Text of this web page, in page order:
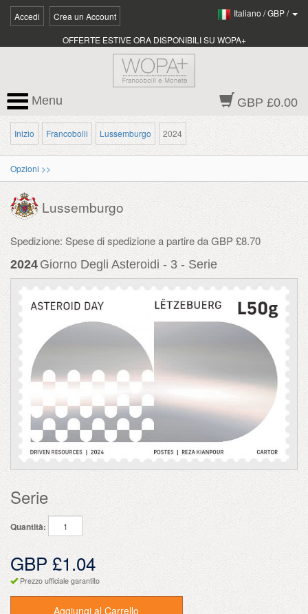
Accedi Crea un Account Italiano /GBP/
OFFERTE ESTIVE ORA DISPONIBILI SU WOPA+
GBP £0.00
Menu
Inizio Francobolli Lussemburgo 2024
Opzioni >>
Lussemburgo
Spedizione: Spese di spedizione a partire da GBP £8.70
2024 Giorno Degli Asteroidi - 3 - Serie
Serie
Quantità:
GBP £1.04
Prezzo ufficiale garantito
Aggiungi al Carrello